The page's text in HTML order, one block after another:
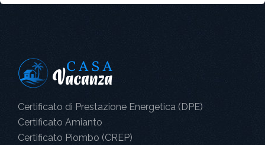
Certificato di Prestazione Energetica (DPE)
Certificato Amianto
Certificato Piombo (CREP)